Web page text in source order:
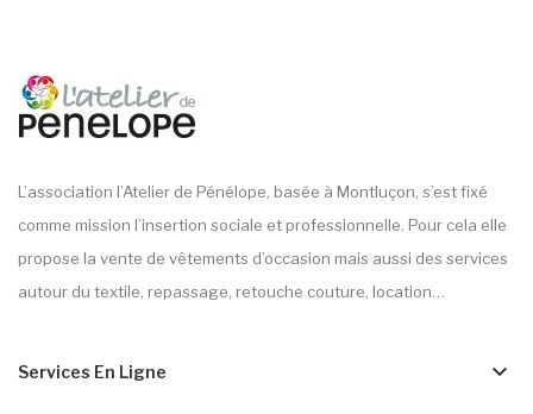
L’association l’Atelier de Pénélope, basée à Montluçon, s’est fixé
comme mission l’insertion sociale et professionnelle. Pour cela elle
propose la vente de vêtements d’occasion mais aussi des services
autour du textile, repassage, retouche couture, location…
Services En Ligne keyboard_arrow_down